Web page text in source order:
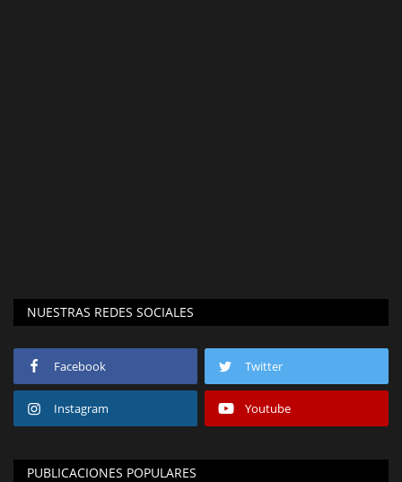
NUESTRAS REDES SOCIALES
Facebook Twitter
Instagram Youtube
PUBLICACIONES POPULARES